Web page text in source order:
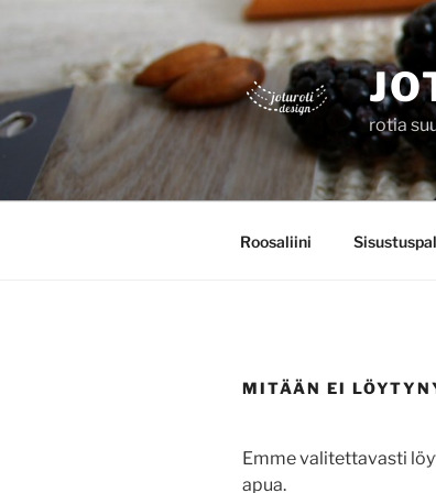
rotia
Roosaliini
MITÄÄN EI
Emme valitettavasti
apua.